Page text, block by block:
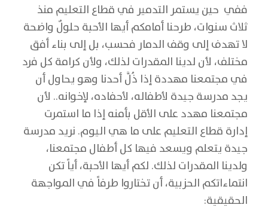
ففي حين يستمر التدمير في قطاع التعليم منذ
ثلاث سنوات، طرحنا أمامكم أيها الأحبة حلولٌ واضحة
لا تهدف إلى وقف الدمار فحسب، بل إلى بناء أفق
مختلف، لأن لدينا المقدرات لذلك، ولأن كرامة كل فرد
في مجتمعنا مهددة إذا ذُلَّ أحدنا وهو يحاول أن
يجد مدرسة جيدة لأطفاله، لأحفاده، لإخوانه.. لأن
مجتمعنا مهدد على الأقل بأمنه إذا ما استمرت
إدارة قطاع التعليم على ما هي اليوم. نريد مدرسة
جيدة يتعلم ويسعد فيها كل أطفال مجتمعنا،
ولدينا المقدرات لذلك. لكم أيها الأحبة، أياً تكن
انتماءاتكم الحزبية، أن تختاروا طرفاً في المواجهة
الحقيقية: